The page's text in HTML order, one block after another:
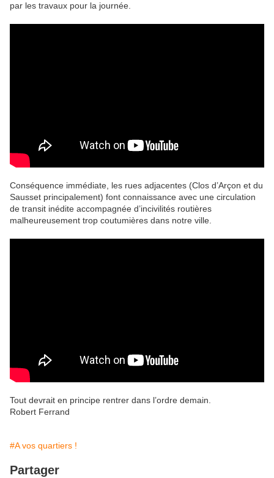
par les travaux pour la journée.
Conséquence immédiate, les rues adjacentes (Clos d’Arçon et du
Sausset principalement) font connaissance avec une circulation
de transit inédite accompagnée d’incivilités routières
malheureusement trop coutumières dans notre ville.
Tout devrait en principe rentrer dans l’ordre demain.
Robert Ferrand
#A vos quartiers !
Partager